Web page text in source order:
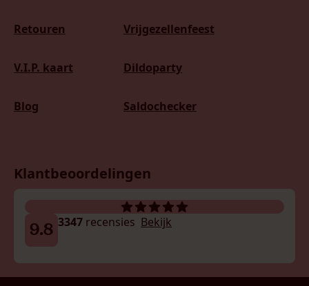
Retouren
V.I.P. kaart
Blog
Vrijgezellenfeest
Dildoparty
Saldochecker
Klantbeoordelingen
9.8 3347 recensies Bekijk